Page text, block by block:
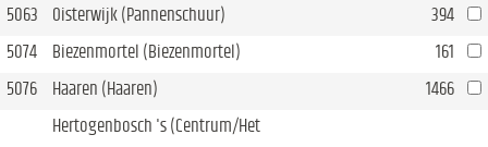
5063
Oisterwijk (Pannenschuur)
394
5074
Biezenmortel (Biezenmortel)
161
5076
Haaren (Haaren) 1466
Hertogenbosch 's (Centrum/Het